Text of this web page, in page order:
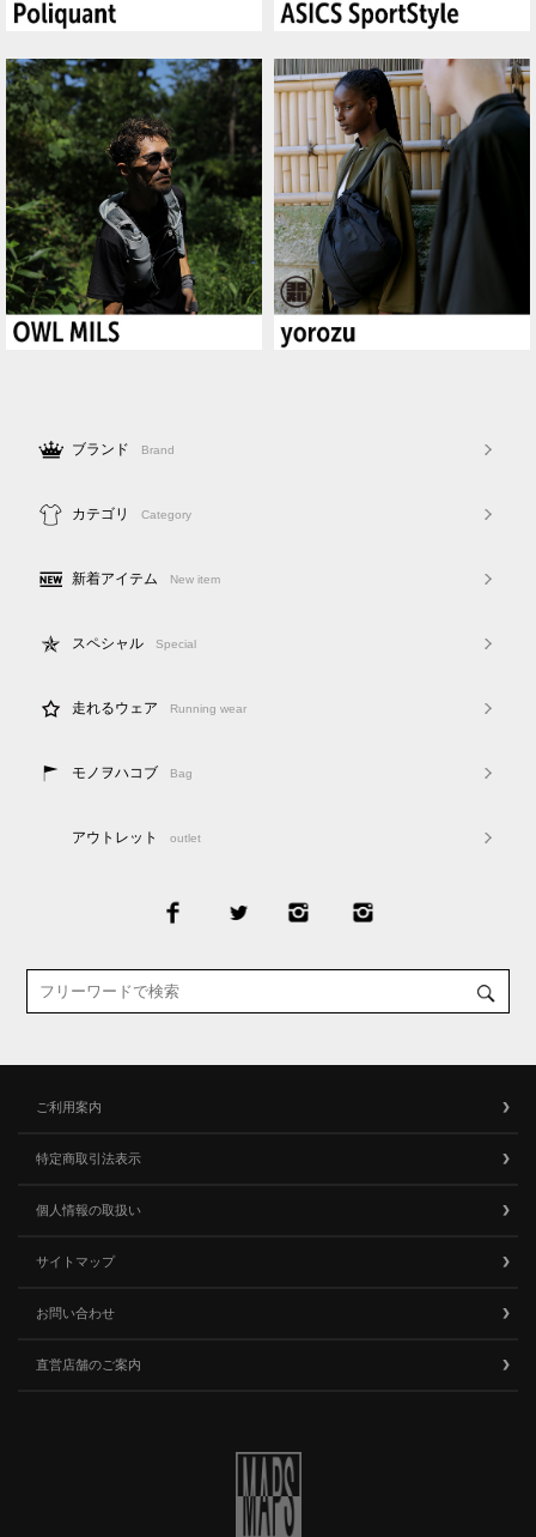
ブランド Brand
カテゴリ Category
新着アイテム New item
スペシャル Special
走れるウェア Running wear
モノヲハコブ Bag
アウトレット outlet
ご利用案内
特定商取引法表示
個人情報の取扱い
サイトマップ
お問い合わせ
直営店舗のご案内